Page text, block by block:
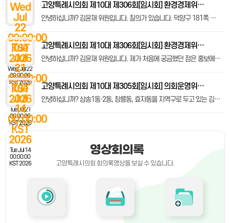
Wed
Jul
22
00:00:00
KST
2026
Wed Jul 22
00:00:00
KST 2026
고양특례시의회 제10대 제306회[임시회] 환경경제위원회 제2차 회의록 [1]업무보고의 건(계속) ·덕양구청(세무1과, 세무2과, 산업위생과, 환경녹지과, 청소농정과), 일산동구청(세무과, 산업위생과, 환경녹지과), 일산서구청(세무과, 산업위생과, 환경녹지과), 자족도시실현국, 킨텍스, 고양산업진흥원, 푸른도시사업소 소관
안녕하십니까? 김윤재 위원입니다. 질의가 있습니다. 덕양구 181쪽 한번 봐주시면 감사하겠고 요새 비도 많이 오고 폭우가 내리고 있지 않습니까? 이럴 때 내려지는 주민차단시설 관련해서 창릉천 인근에 혹시 동별로 몇 개소가 있는지 파악이 가능하실까요?
Tue
Jul
21
00:00:00
KST
2026
Tue Jul 21
00:00:00
KST 2026
고양특례시의회 제10대 제306회[임시회] 환경경제위원회 제1차 회의록 [1]가축전염병 긴급방역 지원사업 예비비 지출 보고의 건(시장 제출) [2]과수화상병 긴급방제 지원사업 예비비 지출 보고의 건(시장 제출) [3]업무보고의 건 ·농업기술센터, 고양국제박람회재단, 고양도시관리공사(환경에너지처, 바이오매스에너지처), 기후환경국, 일자리재정국 소관
안녕하십니까? 김윤재 위원입니다. 제가 처음에 궁금했던 점은 홍보에 대한 부분이었는데 충분히 답변이 된 것 같아서 한 가지 더 추가해서 말씀을 드리고 싶은 게 안내문이 현수막만으로 재발 방지를 위해서 충분히 홍보가 되는지에 대해서 궁금하고 혹시나 이런 부분에 대해서 홍보가 안 된다면 2차적으로 홍보할 방안이 있는지도 궁금합니다.
Tue
Jul
14
00:00:00
KST
2026
Tue Jul 14
00:00:00
KST 2026
고양특례시의회 제10대 제305회[임시회] 의회운영위원회 제1차 회의록 [1]부위원장 선임의 건 [2]제10대 고양시의회 의석배정 협의의 건(의장 제의)
안녕하십니까? 삼송1동·2동, 창릉동, 효자동을 지역구로 두고 있는 김윤재 의원입니다. 먼저 이렇게 의회운영위원회 일원으로서 함께 할 수 있게 된 점을 너무 뜻깊고 영광스럽게 생각합니다. 여러 선배, 동료위원님과 잘 협치하고 소통하면서 앞으로, 제가 막내의 나이인데 막내로서 뒷받침을 잘해서 의회운영위원회가 좀 더 활기차고 젊어질 수 있도록 제가 많이 스스로도 연구하고, 앞으로 잘 부탁드린다는 말씀을 드리고 마무리하겠습니다. 감사합니다.
영상회의록
고양특례시의회 회의록영상을 보실 수 있습니다.